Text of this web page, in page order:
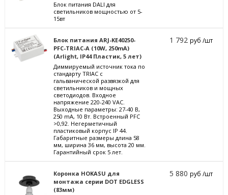
Блок питания DALI для
светильников мощностью от 5-
15вт
Блок питания ARJ-KE40250-
PFC-TRIAC-A (10W, 250mA)
(Arlight, IP44 Пластик, 5 лет)
Диммируемый источник тока по
стандарту TRIAC с
гальванической развязкой для
светильников и мощных
светодиодов. Входное
напряжение 220-240 VAC.
Выходные параметры: 27-40 В,
250 mА, 10 Вт. Встроенный PFC
>0,92. Негерметичный
пластиковый корпус IP 44.
Габаритные размеры длина 58
мм, ширина 36 мм, высота 20 мм.
Гарантийный срок 5 лет.
1 792руб /шт
Коронка HOKASU для
монтажа серии DOT EDGLESS
(83мм)
5 880руб /шт